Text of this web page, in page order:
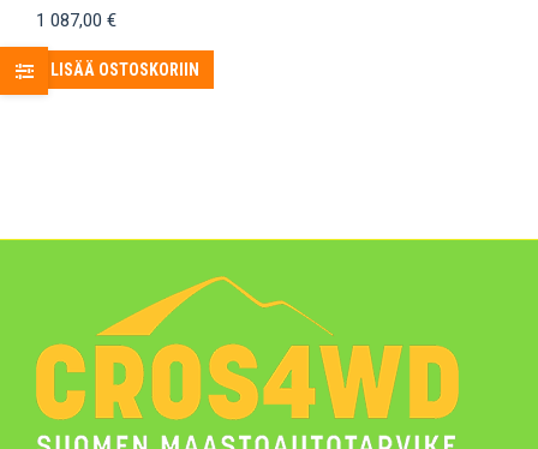
1 087,00 €
LISÄÄ OSTOSKORIIN